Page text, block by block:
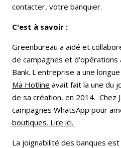
contacter, votre banquier.
C'est à savoir :
Greenbureau a aidé et
de campagnes et d'opérations
Bank. L'entreprise a une
Ma Hotline avait fait la une du
de sa création, en 2014. Chez
campagnes WhatsApp pour
boutiques. Lire ici.
La joignabilité des banques